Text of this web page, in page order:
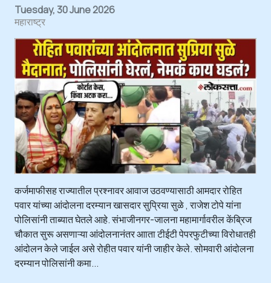
Tuesday, 30 June 2026
महाराष्ट्र
कर्जमाफीसह राज्यातील प्रश्नावर आवाज उठवण्यासाठी आमदार रोहित
पवार यांच्या आंदोलना दरम्यान खासदार सुप्रिया सुळे , राजेश टोपे यांना
पोलिसांनी ताब्यात घेतले आहे. संभाजीनगर-जालना महामार्गावरील केंब्रिज
चौकात सुरू असणाऱ्या आंदोलनानंतर आाता टीईटी पेपरफुटीच्या विरोधातही
आंदोलन केले जाईल असे रोहीत पवार यांनी जाहीर केले. सोमवारी आंदोलना
दरम्यान पोलिसांनी कमा...